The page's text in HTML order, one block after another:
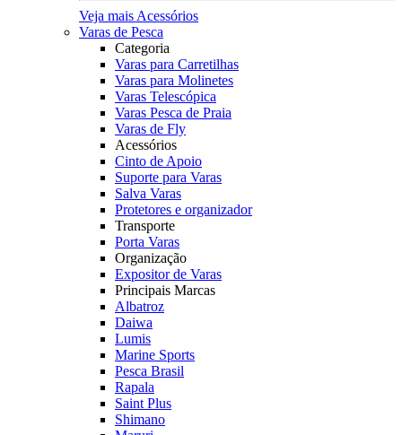
Veja mais Acessórios
Varas de Pesca
Categoria
Varas para Carretilhas
Varas para Molinetes
Varas Telescópica
Varas Pesca de Praia
Varas de Fly
Acessórios
Cinto de Apoio
Suporte para Varas
Salva Varas
Protetores e organizador
Transporte
Porta Varas
Organização
Expositor de Varas
Principais Marcas
Albatroz
Daiwa
Lumis
Marine Sports
Pesca Brasil
Rapala
Saint Plus
Shimano